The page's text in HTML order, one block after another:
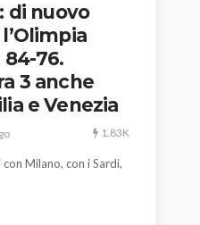
di nuovo
84-76.
3 anche
e Venezia
1.83K
Milano, con i Sardi,
a Reggio Emilia di